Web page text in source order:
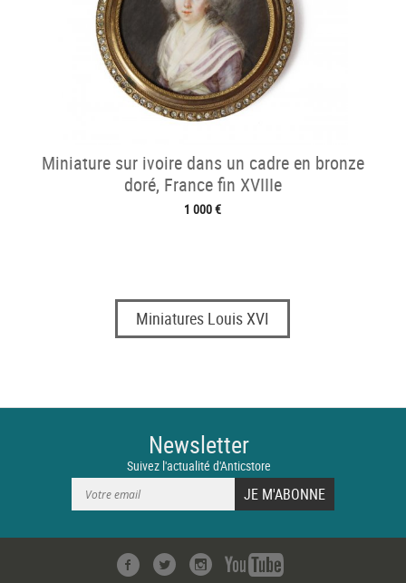
Miniature sur ivoire dans un cadre en bronze
doré, France fin XVIIIe
1 000 €
Miniatures Louis XVI
Newsletter
Suivez l'actualité d'Anticstore